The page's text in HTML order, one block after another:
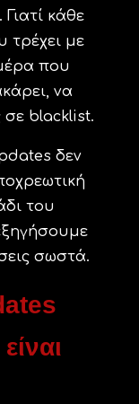
κάθε
τρέχει με
που
να
σε blacklist.
δεν
του
σωστά.